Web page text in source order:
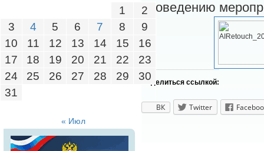
проведению
Поделиться ссылкой:
ВК Twitter
1
2
3
4 5 6 7 8
9
10
11 12 13 14 15
16
17
18 19 20 21 22
23
24
25 26 27 28 29
30
31
« Июл